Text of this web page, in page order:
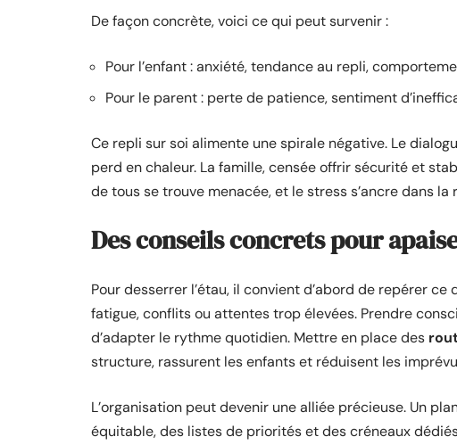
De façon concrète, voici ce qui peut survenir :
Pour l’enfant : anxiété, tendance au repli,
Pour le parent : perte de patience, sentiment
Ce repli sur soi alimente une spirale négative. Le
perd en chaleur. La famille, censée offrir sécurité et
de tous se trouve menacée, et le stress s’ancre dans
Des conseils concrets pour
Pour desserrer l’étau, il convient d’abord de repérer
fatigue, conflits ou attentes trop élevées. Prendre
d’adapter le rythme quotidien. Mettre en place des
structure, rassurent les enfants et réduisent les
L’organisation peut devenir une alliée précieuse. Un
équitable, des listes de priorités et des créneaux